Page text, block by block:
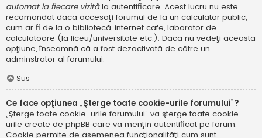
automat la fiecare vizităla autentificare. Acest lucru nu este
recomandat dacă accesaţi forumul de la un calculator public,
cum ar fi de la o bibliotecă, internet cafe, laborator de
calculatoare (la liceu/universitate etc.). Dacă nu vedeţi această
opţiune, înseamnă că a fost dezactivată de către un
adminstrator al forumului.
Sus
Ce face opţiunea „Şterge toate cookie-urile forumului”?
„Şterge toate cookie-urile forumului” va şterge toate cookie-
urile create de phpBB care vă menţin autentificat pe forum.
Cookie permite de asemenea funcţionalităţi cum sunt